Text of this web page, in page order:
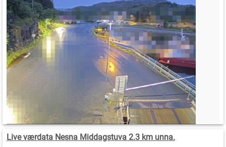
Live værdata Nesna Middagstuva 2.3 km unna.